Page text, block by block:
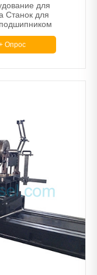
для
Станок для
Опрос